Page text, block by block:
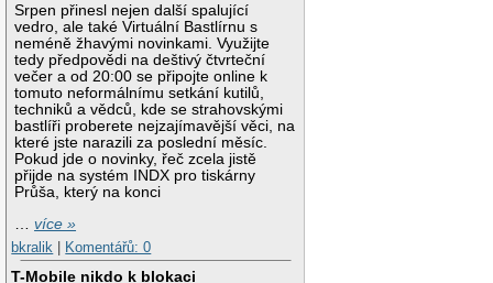
Srpen přinesl nejen další spalující
vedro, ale také Virtuální Bastlírnu s
neméně žhavými novinkami. Využijte
tedy předpovědi na deštivý čtvrteční
večer a od 20:00 se připojte online k
tomuto neformálnímu setkání kutilů,
techniků a vědců, kde se strahovskými
bastlíři proberete nejzajímavější věci, na
které jste narazili za poslední měsíc.
Pokud jde o novinky, řeč zcela jistě
přijde na systém INDX pro tiskárny
Průša, který na konci
…více »
bkralik
Komentářů: 0
T-Mobile nikdo k blokaci